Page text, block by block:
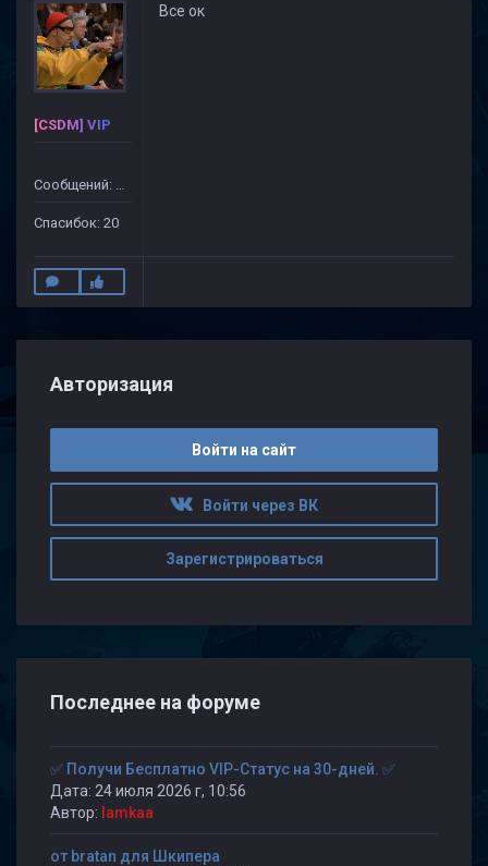
[CSDM] VIP
Сообщений: 76
Спасибок: 20
Все ок
Авторизация
Войти на сайт
Войти через ВК
Зарегистрироваться
Последнее на форуме
✅ Получи Бесплатно VIP-Статус на 30-дней. ✅
Дата: 24 июля 2026 г, 10:56
Автор: lamkaa
от bratan для Шкипера